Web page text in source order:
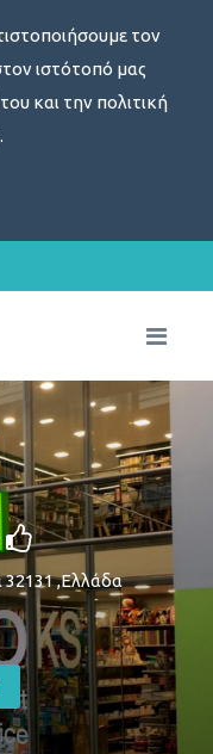
τον
ιστότοπό μας
και την πολιτική
32131,Ελλάδα